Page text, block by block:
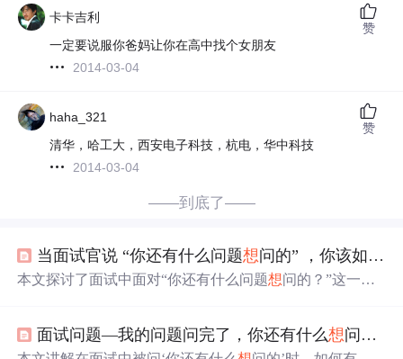
卡卡吉利
一定要说服你爸妈让你在高中找个女朋友
2014-03-04
赞
haha_321
清华，哈工大，西安电子科技，杭电，华中科技
2014-03-04
赞
——到底了——
当面试官说 “你还有什么问题想问的” ，你该如何回答？
本文探讨了面试中面对“你还有什么问题想问的？”这一常
面试问题—我的问题问完了，你还有什么想问我的吗？